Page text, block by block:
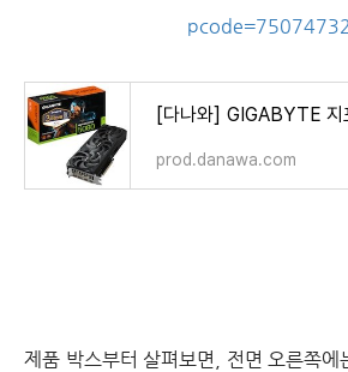
pcode=75074732
prod.danawa.com
제품 박스부터 살펴보면, 전면 오른쪽에